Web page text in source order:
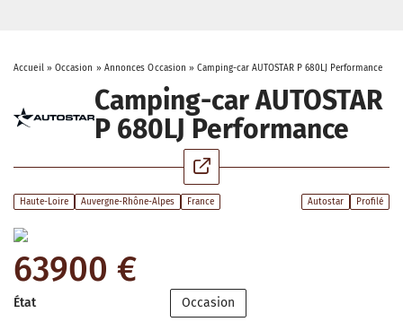
Accueil» Occasion » Annonces Occasion »Camping-car AUTOSTAR P 680LJ Performance
Camping-car AUTOSTAR
P 680LJ Performance
Haute-Loire Auvergne-Rhône-Alpes France Autostar Profilé
63900 €
État Occasion